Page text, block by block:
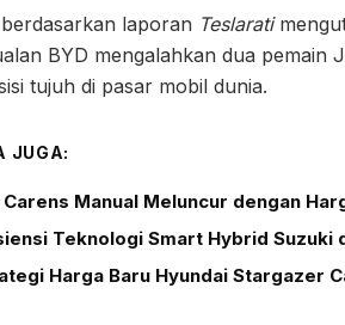
laporan Teslarati
BYD mengalahkan dua pemain
tujuh di pasar mobil dunia.
JUGA:
Carens Manual Meluncur dengan
Teknologi Smart Hybrid Suzuki
Harga Baru Hyundai Stargazer